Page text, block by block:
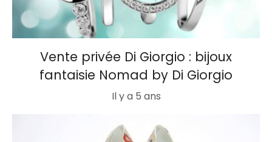
Vente privée Di Giorgio : bijoux
fantaisie Nomad by Di Giorgio
Il y a 5 ans